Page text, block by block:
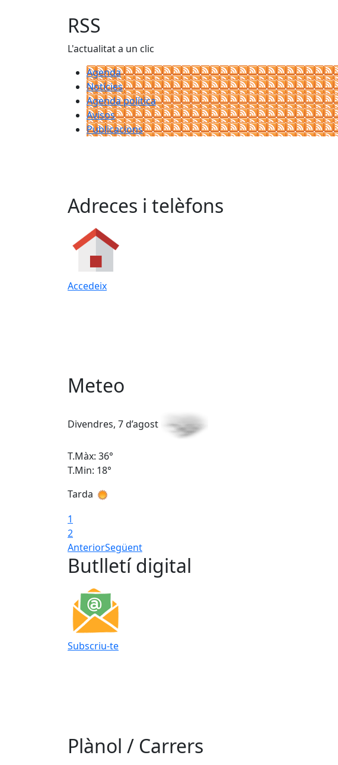
RSS
L'actualitat a un clic
Agenda
Notícies
Agenda política
Avisos
Publicacions
Adreces i telèfons
Accedeix
Meteo
Divendres, 7 d’agost
T.Màx: 36°
T.Min: 18°
Tarda
1
2
AnteriorSegüent
Butlletí digital
Subscriu-te
Plànol / Carrers